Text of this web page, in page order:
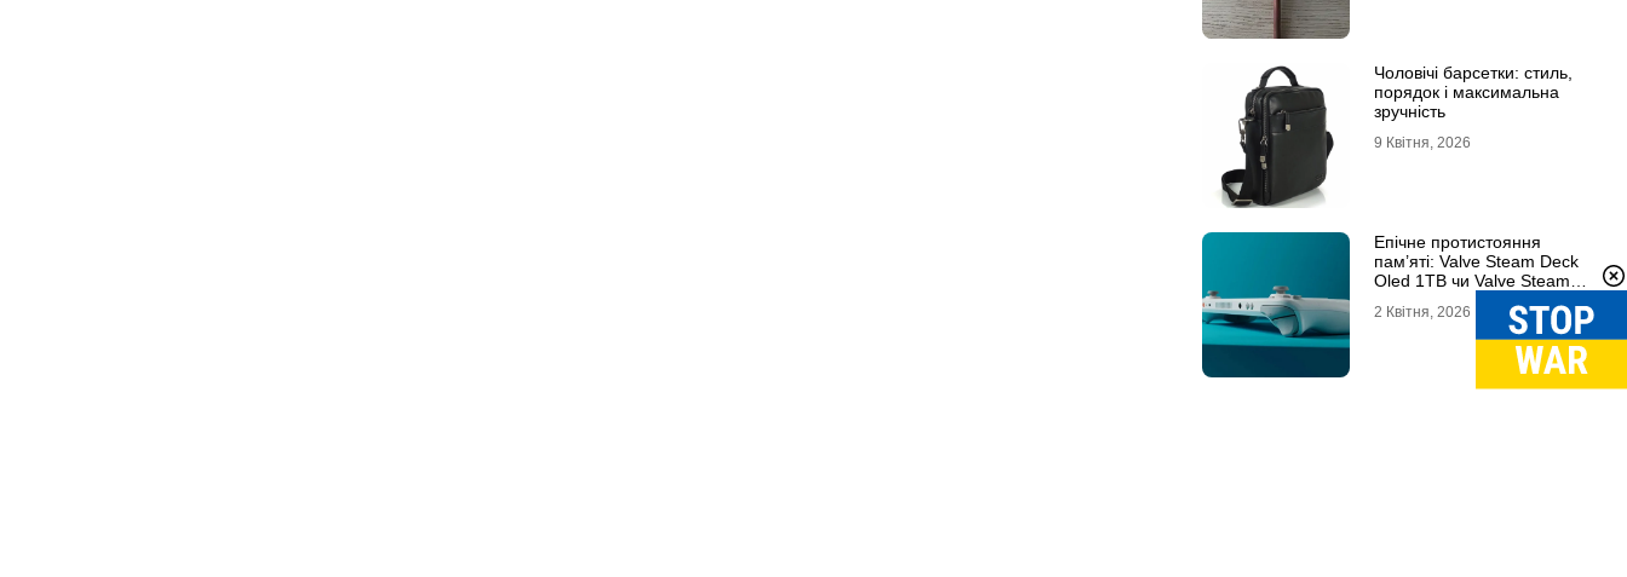
Чоловічі барсетки: стиль,
порядок і максимальна
зручність
9 Квітня, 2026
Епічне протистояння
пам’яті: Valve Steam Deck
Oled 1TB чи Valve Steam
2 Квітня, 2026